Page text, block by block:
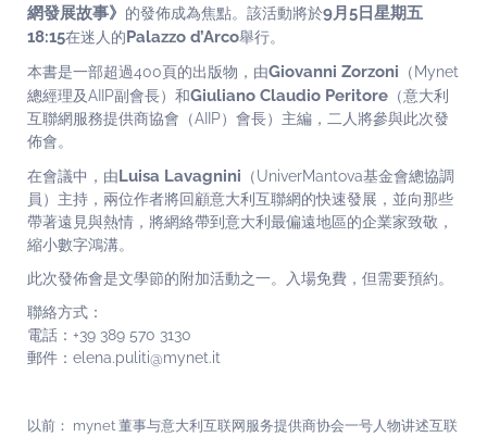
網發展故事》 的發佈成為焦點。該活動將於9月5日星期五
18:15在迷人的Palazzo d’Arco舉行。
本書是一部超過400頁的出版物，由Giovanni Zorzoni （Mynet
總經理及AIIP副會長）和Giuliano Claudio Peritore （意大利
互聯網服務提供商協會（AIIP）會長）主編，二人將參與此次發
佈會。
在會議中，由Luisa Lavagnini （UniverMantova基金會總協調
員）主持，兩位作者將回顧意大利互聯網的快速發展，並向那些
帶著遠見與熱情，將網絡帶到意大利最偏遠地區的企業家致敬，
縮小數字鴻溝。
此次發佈會是文學節的附加活動之一。入場免費，但需要預約。
聯絡方式：
電話：+39 389 570 3130
郵件：elena.puliti@mynet.it
以前： mynet 董事与意大利互联网服务提供商协会一号人物讲述互联